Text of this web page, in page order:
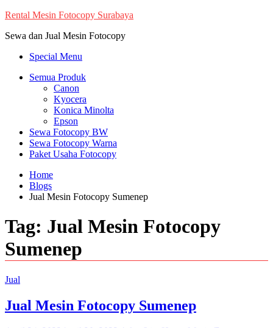
Skip
content
Rental Mesin Fotocopy Surabaya
Sewa dan Jual Mesin Fotocopy
Special Menu
Semua Produk
Canon
Kyocera
Konica Minolta
Epson
Sewa Fotocopy BW
Sewa Fotocopy Warna
Paket Usaha Fotocopy
Home
Blogs
Jual Mesin Fotocopy Sumenep
Tag: Jual Mesin Fotocopy
Sumenep
Jual
Jual Mesin Fotocopy Sumenep